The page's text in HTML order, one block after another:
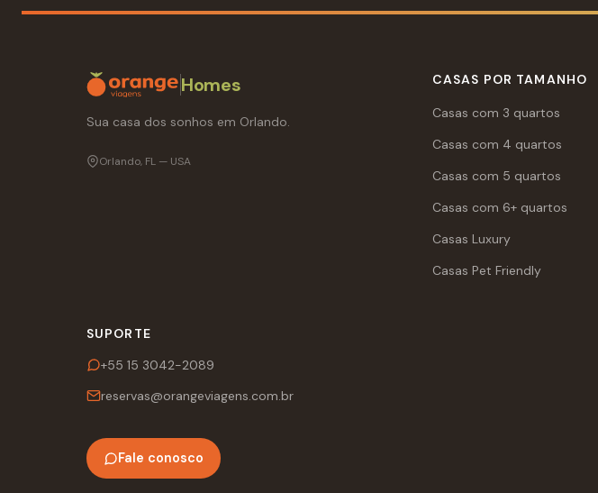
Homes
Sua casa dos sonhos em Orlando.
Orlando, FL — USA
CASAS POR TAMANHO
Casas com 3 quartos
Casas com 4 quartos
Casas com 5 quartos
Casas com 6+ quartos
Casas Luxury
Casas Pet Friendly
SUPORTE
+55 15 3042-2089
reservas@orangeviagens.com.br
Fale conosco